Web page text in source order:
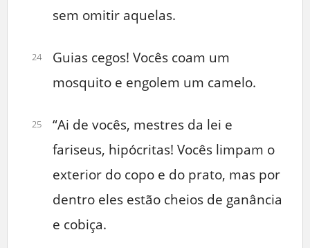
sem omitir aquelas.
24
Guias cegos! Vocês coam um
mosquito e engolem um camelo.
25
“Ai de vocês, mestres da lei e
fariseus, hipócritas! Vocês limpam o
exterior do copo e do prato, mas por
dentro eles estão cheios de ganância
e cobiça.